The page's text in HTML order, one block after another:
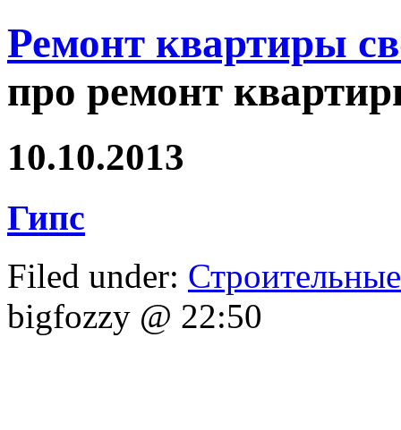
Ремонт квартиры
про ремонт
10.10.2013
Гипс
Filed under:
bigfozzy @ 22:50